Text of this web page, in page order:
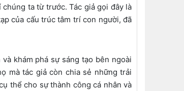
ta từ trước. Tác giả gọi đây là
của cấu trúc tâm trí con người, đã
khám phá sự sáng tạo bên ngoài
mà tác giả còn chia sẻ những trải
thể cho sự thành công cá nhân và